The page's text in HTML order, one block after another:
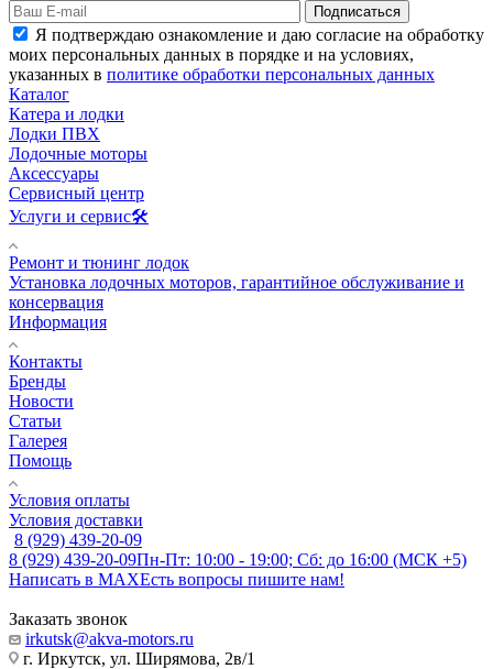
Подписаться
Я подтверждаю ознакомление и даю согласие на обработку
моих персональных данных в порядке и на условиях,
указанных в политике обработки персональных данных
Каталог
Катера и лодки
Лодки ПВХ
Лодочные моторы
Аксессуары
Сервисный центр
Услуги и сервис🛠️
Ремонт и тюнинг лодок
Установка лодочных моторов, гарантийное обслуживание и
консервация
Информация
Контакты
Бренды
Новости
Статьи
Галерея
Помощь
Условия оплаты
Условия доставки
8 (929) 439-20-09
8 (929) 439-20-09Пн-Пт: 10:00 - 19:00; Сб: до 16:00 (МСК +5)
Написать в MAXЕсть вопросы пишите нам!
Заказать звонок
irkutsk@akva-motors.ru
г. Иркутск, ул. Ширямова, 2в/1